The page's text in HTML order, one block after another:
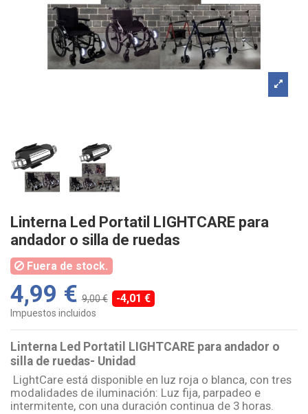
Linterna Led Portatil LIGHTCARE para
andador o silla de ruedas
Fuera de stock.
4,99 € 9,00 € -4,01 €
Impuestos incluidos
Linterna Led Portatil LIGHTCARE para andador o
silla de ruedas- Unidad
LightCare está disponible en luz roja o blanca, con tres
modalidades de iluminación: Luz fija, parpadeo e
intermitente, con una duración continua de 3 horas.